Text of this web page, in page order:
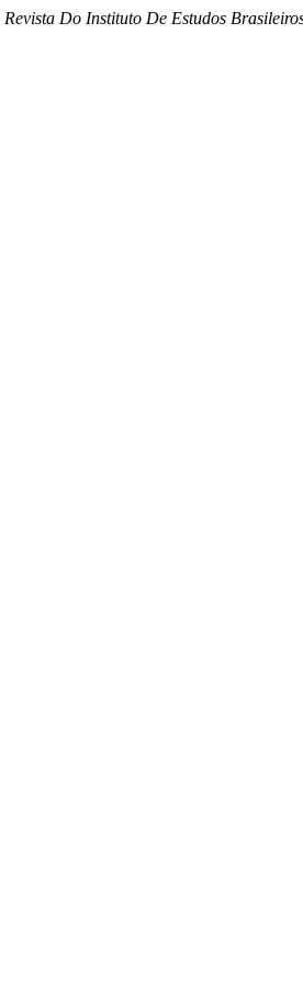
Revista Do Instituto De Estudos